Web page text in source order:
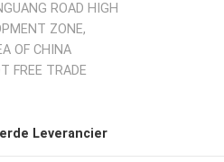
ROAD HIGH
ZONE,
OF CHINA
FREE TRADE
Leverancier